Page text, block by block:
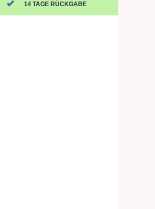
14 TAGE RÜCKGABE